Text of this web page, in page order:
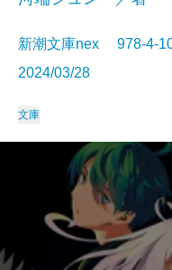
新潮文庫nex 978-4-
2024/03/28
文庫